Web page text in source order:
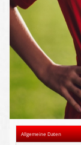
Allgemeine Daten